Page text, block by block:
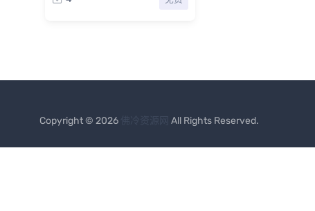
Copyright © 2026 All Rights Reserved.